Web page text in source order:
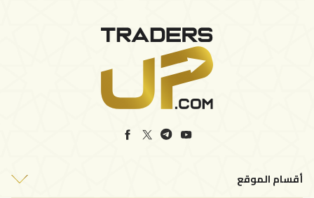
أقسام الموقع